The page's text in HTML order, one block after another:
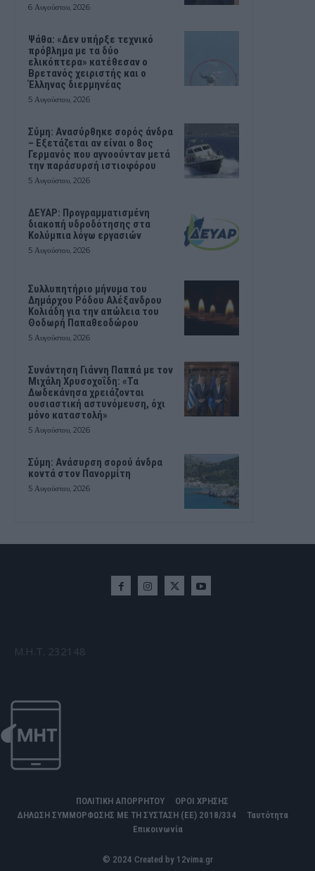
6 Αυγούστου, 2026
Ψάθα: «Δεν υπήρξε τεχνικό
πρόβλημα με τα δύο
ελικόπτερα» κατέθεσαν ο
Βρετανός χειριστής και ο
Έλληνας διερμηνέας
5 Αυγούστου, 2026
Σύμη: Ανασύρθηκε σορός άνδρα
– Εξετάζεται αν είναι ο 8ος
Γερμανός που αγνοούνταν μετά
την παράσυρσή ιστιοφόρου
5 Αυγούστου, 2026
ΔΕΥΑΡ: Προγραμματισμένη
διακοπή υδροδότησης στα
Κολύμπια λόγω εργασιών
5 Αυγούστου, 2026
Συλλυπητήριο μήνυμα του
Δημάρχου Ρόδου Αλέξανδρου
Κολιάδη για την απώλεια του
Θοδωρή Παπαθεοδώρου
5 Αυγούστου, 2026
Συνάντηση Γιάννη Παππά με τον
Μιχάλη Χρυσοχοΐδη: «Τα
Δωδεκάνησα χρειάζονται
ουσιαστική αστυνόμευση, όχι
μόνο καταστολή»
5 Αυγούστου, 2026
Σύμη: Ανάσυρση σορού άνδρα
κοντά στον Πανορμίτη
5 Αυγούστου, 2026
Μ.Η.Τ. 232148
ΠΟΛΙΤΙΚΗ ΑΠΟΡΡΗΤΟΥ
ΟΡΟΙ ΧΡΗΣΗΣ
ΔΗΛΩΣΗ ΣΥΜΜΟΡΦΩΣΗΣ ΜΕ ΤΗ ΣΥΣΤΑΣΗ (ΕΕ) 2018/334
Ταυτότητα
Επικοινωνία
© 2024 Created by 12vima.gr